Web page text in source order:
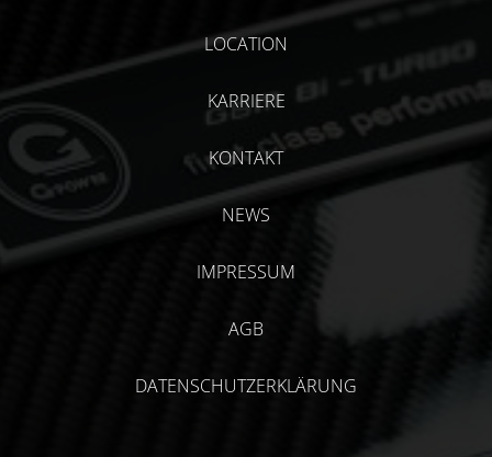
LOCATION
KARRIERE
KONTAKT
NEWS
IMPRESSUM
AGB
DATENSCHUTZERKLÄRUNG